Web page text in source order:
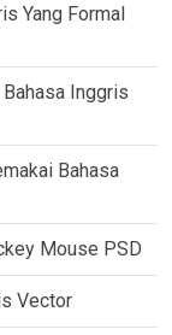
Yang Formal
Inggris
Bahasa
Mouse PSD
Vector